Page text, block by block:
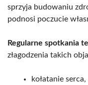
sprzyja budowaniu
podnosi poczucie
Regularne spotkania
złagodzenia takich
kołatanie serca,